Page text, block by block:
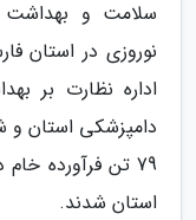
سلامت و
نوروزی در استان
اداره نظارت بر
دامپزشکی استان و
79 تن فرآورده
استان شدند.